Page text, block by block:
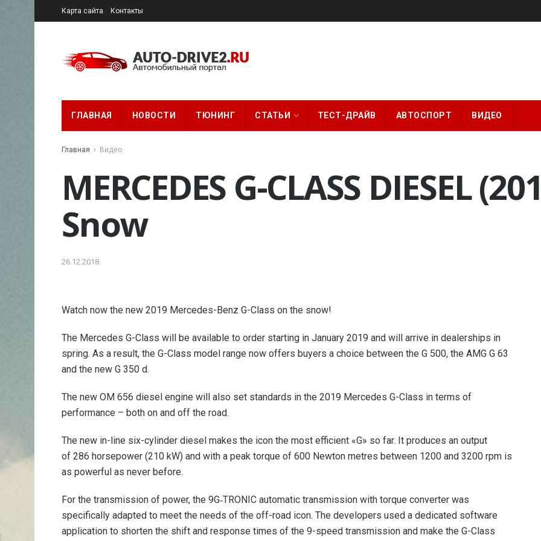
Карта сайта Контакты
ГЛАВНАЯ НОВОСТИ ТЮНИНГ СТАТЬИ ТЕСТ-ДРАЙВ АВТОСПОРТ ВИДЕО
Главная Видео
MERCEDES G-CLASS DIESEL
Snow
26.12.2018
Watch now the new 2019 Mercedes-Benz G-Class on the snow!
The Mercedes G-Class will be available to order starting in January 2019 and will arrive in dealerships in
spring. As a result, the G-Class model range now offers buyers a choice between the G 500, the AMG G 63
and the new G 350 d.
The new OM 656 diesel engine will also set standards in the 2019 Mercedes G-Class in terms of
performance – both on and off the road.
The new in-line six-cylinder diesel makes the icon the most efficient «G» so far. It produces an output
of 286 horsepower (210 kW) and with a peak torque of 600 Newton metres between 1200 and 3200 rpm is
as powerful as never before.
For the transmission of power, the 9G‑TRONIC automatic transmission with torque converter was
specifically adapted to meet the needs of the off-road icon. The developers used a dedicated software
application to shorten the shift and response times of the 9-speed transmission and make the G-Class